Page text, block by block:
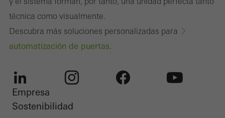
técnica como visualmente.
Descubra más soluciones personalizadas para
automatización de puertas.
LinkedIn
Empresa
Sostenibilidad